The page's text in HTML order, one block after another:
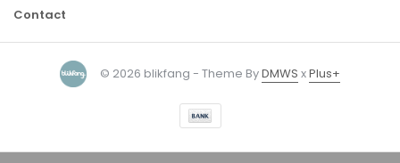
Contact
© 2026 blikfang - Theme ByDMWS xPlus+